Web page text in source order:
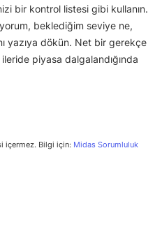
bir kontrol listesi gibi kullanın.
beklediğim seviye ne,
yazıya dökün. Net bir gerekçe
piyasa dalgalandığında
içermez. Bilgi için: Midas Sorumluluk